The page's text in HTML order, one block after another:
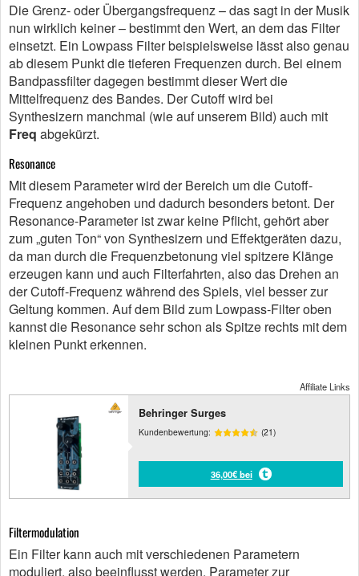
Die Grenz- oder Übergangsfrequenz – das sagt in der Musik
nun wirklich keiner – bestimmt den Wert, an dem das Filter
einsetzt. Ein Lowpass Filter beispielsweise lässt also genau
ab diesem Punkt die tieferen Frequenzen durch. Bei einem
Bandpassfilter dagegen bestimmt dieser Wert die
Mittelfrequenz des Bandes. Der Cutoff wird bei
Synthesizern manchmal (wie auf unserem Bild) auch mit
Freq abgekürzt.
Resonance
Mit diesem Parameter wird der Bereich um die Cutoff-
Frequenz angehoben und dadurch besonders betont. Der
Resonance-Parameter ist zwar keine Pflicht, gehört aber
zum „guten Ton“ von Synthesizern und Effektgeräten dazu,
da man durch die Frequenzbetonung viel spitzere Klänge
erzeugen kann und auch Filterfahrten, also das Drehen an
der Cutoff-Frequenz während des Spiels, viel besser zur
Geltung kommen. Auf dem Bild zum Lowpass-Filter oben
kannst die Resonance sehr schon als Spitze rechts mit dem
kleinen Punkt erkennen.
Affiliate Links
Behringer Surges
Kundenbewertung: (21)
36,00€ bei
Filtermodulation
Ein Filter kann auch mit verschiedenen Parametern
moduliert, also beeinflusst werden. Parameter zur